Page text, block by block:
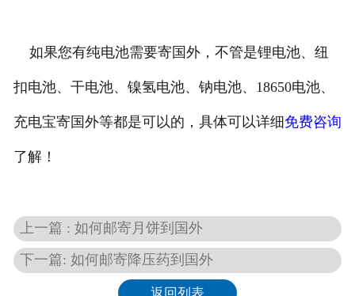
如果您有纯电池需要寄国外，不管是锂电池、纽
扣电池、干电池、镍氢电池、钠电池、18650电池、
充电宝寄国外等都是可以的，具体可以详细 免费咨询
了解！
上一篇 : 如何邮寄月饼到国外
下一篇: 如何邮寄降压药到国外